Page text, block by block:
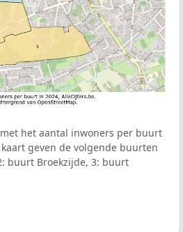
het aantal inwoners per buurt
geven de volgende buurten
buurt Broekzijde, 3: buurt